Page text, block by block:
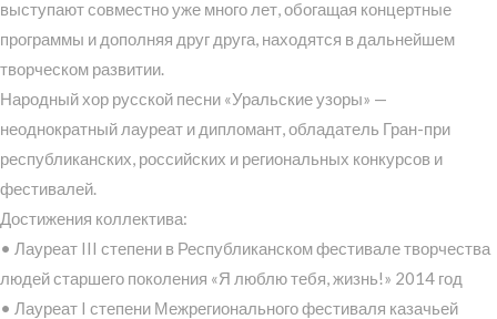
выступают совместно уже много лет, обогащая концертные
программы и дополняя друг друга, находятся в дальнейшем
творческом развитии.
Народный хор русской песни «Уральские узоры» —
неоднократный лауреат и дипломант, обладатель Гран-при
республиканских, российских и региональных конкурсов и
фестивалей.
Достижения коллектива:
• Лауреат III степени в Республиканском фестивале творчества
людей старшего поколения «Я люблю тебя, жизнь!» 2014 год
• Лауреат I степени Межрегионального фестиваля казачьей